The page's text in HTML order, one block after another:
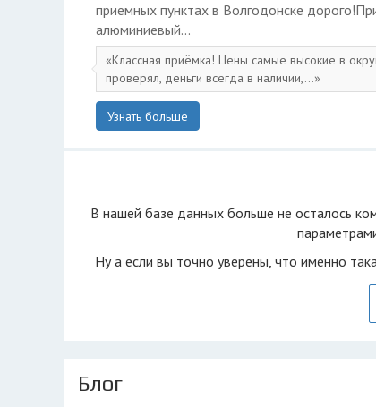
приемных пунктах в Волгодонске
алюминиевый...
Классная приёмка! Цены самые высокие в
проверял, деньги всегда в наличии,...
Узнать больше
В нашей базе данных больше не осталоcь
Ну а если вы точно уверены, что именно
Блог